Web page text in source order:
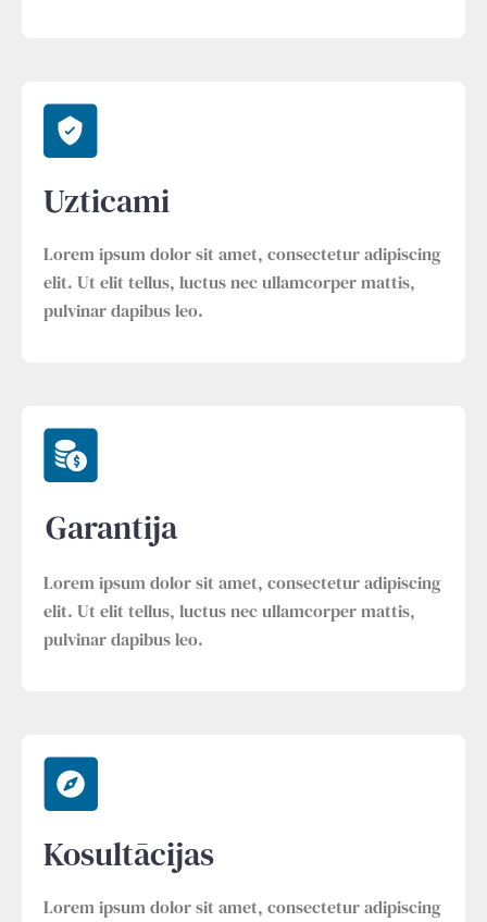
Uzticami
Lorem ipsum dolor sit amet, consectetur adipiscing
elit. Ut elit tellus, luctus nec ullamcorper mattis,
pulvinar dapibus leo.
Garantija
Lorem ipsum dolor sit amet, consectetur adipiscing
elit. Ut elit tellus, luctus nec ullamcorper mattis,
pulvinar dapibus leo.
Kosultācijas
Lorem ipsum dolor sit amet, consectetur adipiscing